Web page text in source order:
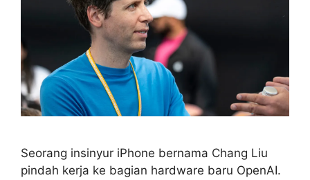
Seorang insinyur iPhone bernama Chang Liu
pindah kerja ke bagian hardware baru OpenAI.